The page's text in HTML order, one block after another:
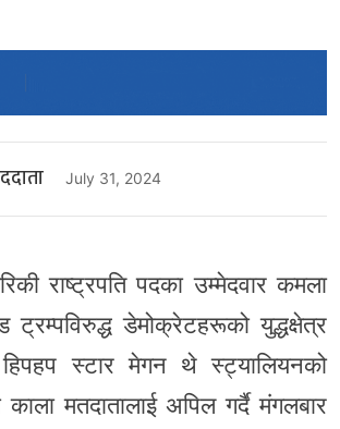
July 31, 2024
राष्ट्रपति पदका उम्मेदवार कमला
ट्रम्पविरुद्ध डेमोक्रेटहरूको युद्धक्षेत्र
हिपहप स्टार मेगन थे स्ट्यालियनको
काला मतदातालाई अपिल गर्दै मंगलबार